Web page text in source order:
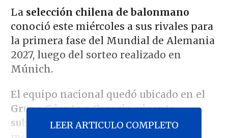
La selección chilena de balonmano
conoció este miércoles a sus rivales para
la primera fase del Mundial de Alemania
2027, luego del sorteo realizado en
Múnich.
El equipo nacional quedó ubicado en el
Grupo C junto a Croacia, vigente
subcampeón del mundo; España,
LEER ARTICULO COMPLETO